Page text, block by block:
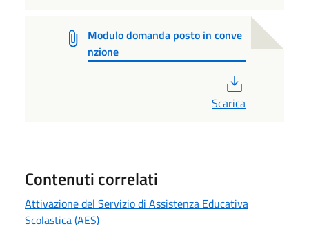
Modulo domanda posto in conve
nzione
Scarica
Contenuti correlati
Attivazione del Servizio di Assistenza Educativa
Scolastica (AES)